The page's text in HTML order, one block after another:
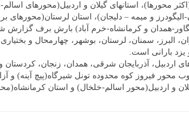
محورها)، استانهای گیلان و اردبیل(محورهای
الیگودرز و میمه – دلیجان)، استان
همدان و کرمانشاه-خرم آباد) بارش برف گزارش
البرز، سمنان، لرستان، بوشهر، چهارمحال و
یزد بارانی است.
اردبیل، آذربایجان شرقی، همدان، زنجان،
محور فیروز کوه محدوده تونل شیرگاه(پیچ آینه) و
و اردبیل(محور اسالم-خلخال) و استان